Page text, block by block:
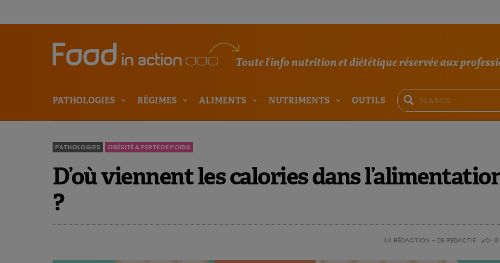
Toute l'info nutrition et diététique réservée aux
PATHOLOGIES RÉGIMES ALIMENTS NUTRIMENTS OUTILS
PATHOLOGIES OBÉSITÉ & PERTE DE POIDS
D’où viennent les calories dans
?
LA RÉDACTION - DE REDACTIE 0